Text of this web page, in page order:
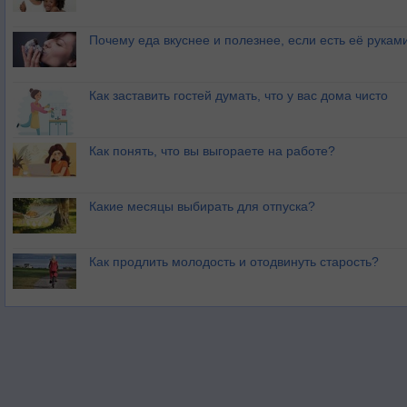
Почему еда вкуснее и полезнее, если есть её
Как заставить гостей думать, что у вас дома чисто
Как понять, что вы выгораете на работе?
Какие месяцы выбирать для отпуска?
Как продлить молодость и отодвинуть старость?